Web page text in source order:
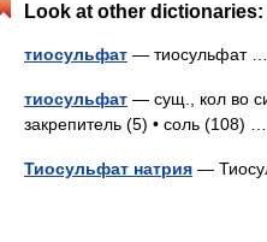
Look at other dictionaries:
тиосульфат — тиосульфат
тиосульфат — сущ., кол во
закрепитель (5) • соль (108)
Тиосульфат натрия —